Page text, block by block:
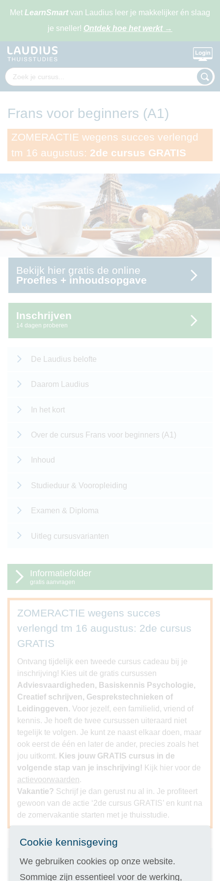
Met LearnSmartvan Laudius leer je makkelijker én slaag
je sneller! Ontdek hoe het werkt →
Frans voor beginners (A1)
ZOMERACTIE wegens succes verlengd
tm 16 augustus: 2de cursus GRATIS
Bekijk hier gratis de online
Proefles + inhoudsopgave
Inschrijven
14 dagen proberen
De Laudius belofte
Daarom Laudius
In het kort
Over de cursus Frans voor beginners (A1)
Inhoud
Studieduur & Vooropleiding
Examen & Diploma
Uitleg cursusvarianten
Informatiefolder
gratis aanvragen
ZOMERACTIE wegens succes
verlengd tm 16 augustus: 2de cursus
GRATIS
Ontvang tijdelijk een tweede cursus cadeau bij je
inschrijving! Kies uit de gratis cursussen
Adviesvaardigheden, Basiskennis Psychologie,
Creatief schrijven, Gesprekstechnieken of
Leidinggeven. Voor jezelf, een familielid, vriend of
kennis. Je hoeft de twee cursussen uiteraard niet
tegelijk te volgen. Je kunt ze naast elkaar doen, maar
ook eerst de één en later de ander, precies zoals het
jou uitkomt. Kies jouw GRATIS cursus in de
volgende stap van je inschrijving! Kijk hier voor de
actievoorwaarden.
Vakantie? Schrijf je dan gerust nu al in. Je profiteert
gewoon van de actie ‘2de cursus GRATIS’ en kunt na
de zomervakantie starten met je thuisstudie.
Inschrijven
Cookie kennisgeving
We gebruiken cookies op onze website.
Sommige zijn essentieel voor de werking,